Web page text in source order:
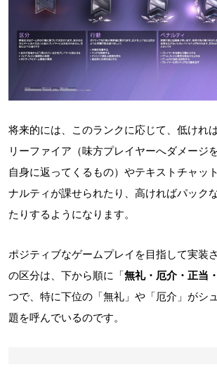
将来的には、このランクに応じて、低けれ
リーファイア（味方プレイヤーへダメージ
自身に返ってくるもの）やテキストチャッ
ナルティが課せられたり、高ければパック
たりするようになります。
ポジティブなゲームプレイを目指して実装
の区分は、下から順に「無礼・厄介・正当
つで、特に下位の「無礼」や「厄介」がシ
題を呼んでいるのです。